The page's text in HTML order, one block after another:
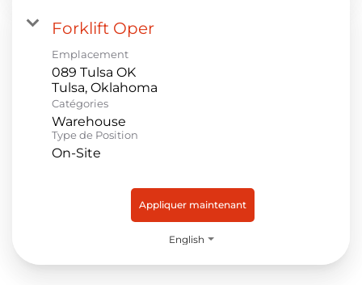
Forklift Oper
Emplacement
089 Tulsa OK
Catégories
Warehouse
Type de Position
On-Site
Appliquer maintenant
English